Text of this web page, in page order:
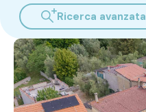
Ricerca avanzata